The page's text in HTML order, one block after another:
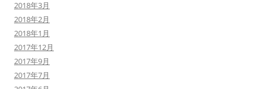
2018年3月
2018年2月
2018年1月
2017年12月
2017年9月
2017年7月